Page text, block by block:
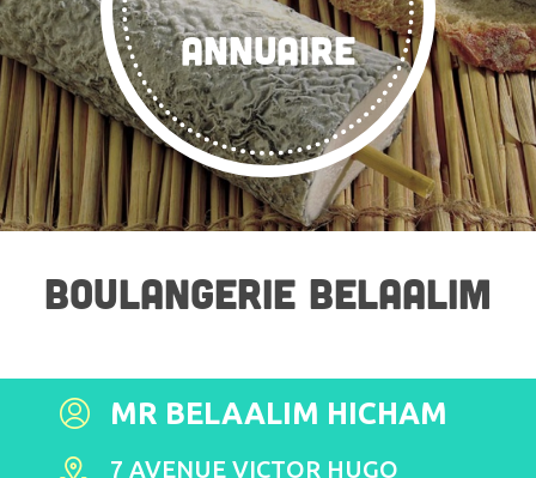
ANNUAIRE
BOULANGERIE BELAALIM
MR BELAALIM HICHAM
7 AVENUE VICTOR HUGO